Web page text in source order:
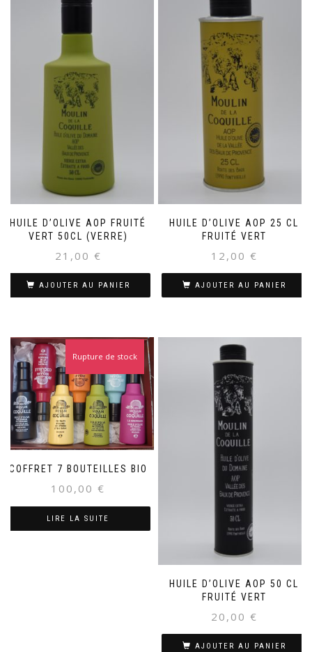
HUILE D’OLIVE AOP FRUITÉ
VERT 50CL (VERRE)
21,00 €
AJOUTER AU PANIER
HUILE D’OLIVE AOP 25 CL
FRUITÉ VERT
12,00 €
AJOUTER AU PANIER
COFFRET 7 BOUTEILLES BIO
100,00 €
Rupture de stock
LIRE LA SUITE
HUILE D’OLIVE AOP 50 CL
FRUITÉ VERT
20,00 €
AJOUTER AU PANIER